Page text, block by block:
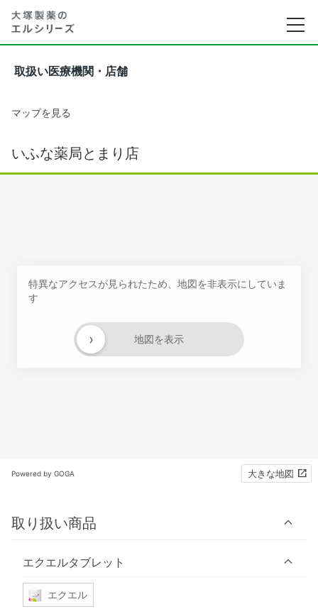
取扱い医療機関・店舗
マップを見る
いふな薬局とまり店
特異なアクセスが見られたため、地図を非表示にしていま
す
地図を表示
›
Powered by GOGA 大きな地図
取り扱い商品
エクエルタブレット
エクエル